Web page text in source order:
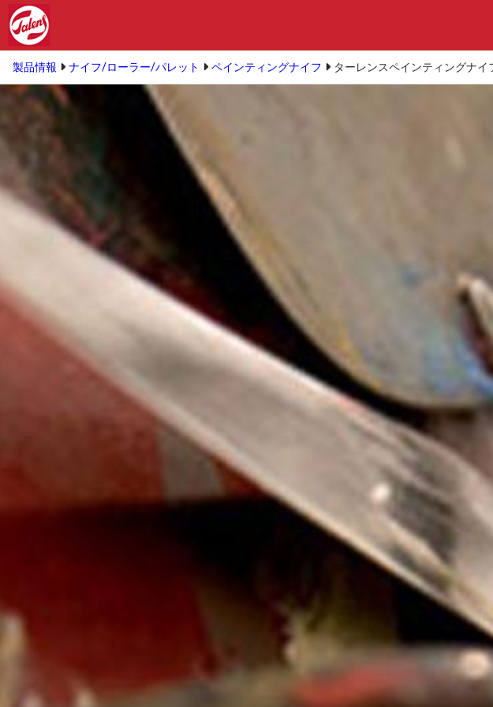
製品情報 ナイフ/ローラー/パレット ペインティングナイフ ターレンスペインティングナイ